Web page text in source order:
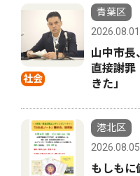
社会
青葉区
2026.08.01
山中市長
直接謝
きた」
港北区
2026.08.05
もしも